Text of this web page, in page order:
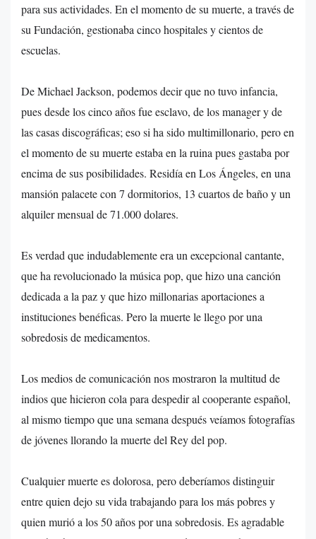
para sus actividades. En el momento de su muerte, a través de
su Fundación, gestionaba cinco hospitales y cientos de
escuelas.
De Michael Jackson, podemos decir que no tuvo infancia,
pues desde los cinco años fue esclavo, de los manager y de
las casas discográficas; eso si ha sido multimillonario, pero en
el momento de su muerte estaba en la ruina pues gastaba por
encima de sus posibilidades. Residía en Los Ángeles, en una
mansión palacete con 7 dormitorios, 13 cuartos de baño y un
alquiler mensual de 71.000 dolares.
Es verdad que indudablemente era un excepcional cantante,
que ha revolucionado la música pop, que hizo una canción
dedicada a la paz y que hizo millonarias aportaciones a
instituciones benéficas. Pero la muerte le llego por una
sobredosis de medicamentos.
Los medios de comunicación nos mostraron la multitud de
indios que hicieron cola para despedir al cooperante español,
al mismo tiempo que una semana después veíamos fotografías
de jóvenes llorando la muerte del Rey del pop.
Cualquier muerte es dolorosa, pero deberíamos distinguir
entre quien dejo su vida trabajando para los más pobres y
quien murió a los 50 años por una sobredosis. Es agradable